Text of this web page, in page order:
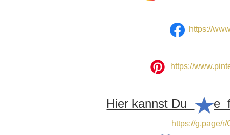
https://
https://
Hier kannst Du e
https://g.page/